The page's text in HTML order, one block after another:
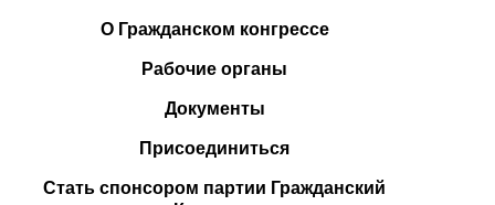
О Гражданском конгрессе
Рабочие органы
Документы
Присоединиться
Стать спонсором партии Гражданский